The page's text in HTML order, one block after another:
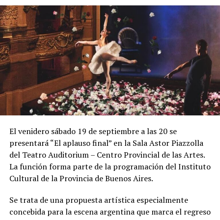
El venidero sábado 19 de septiembre a las 20 se
presentará “El aplauso final” en la Sala Astor Piazzolla
del Teatro Auditorium – Centro Provincial de las Artes.
La función forma parte de la programación del Instituto
Cultural de la Provincia de Buenos Aires.
Se trata de una propuesta artística especialmente
concebida para la escena argentina que marca el regreso